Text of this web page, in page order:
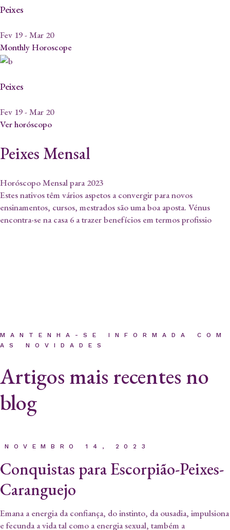
Peixes
Fev 19 - Mar 20
Monthly Horoscope
Peixes
Fev 19 - Mar 20
Ver horóscopo
Peixes Mensal
Horóscopo Mensal para 2023
Estes nativos têm vários aspetos a convergir para novos
ensinamentos, cursos, mestrados são uma boa aposta. Vénus
encontra-se na casa 6 a trazer benefícios em termos profissio
MANTENHA-SE INFORMADA COM
AS NOVIDADES
Artigos mais recentes no
blog
NOVEMBRO 14, 2023
Conquistas para Escorpião-Peixes-
Caranguejo
Emana a energia da confiança, do instinto, da ousadia, impulsiona
e fecunda a vida tal como a energia sexual, também a